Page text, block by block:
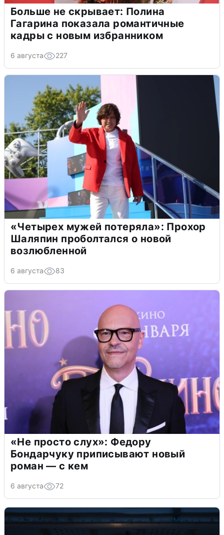
Больше не скрывает: Полина
Гагарина показала романтичные
кадры с новым избранником
6 августа 227
«Четырех мужей потеряла»: Прохор
Шаляпин проболтался о новой
возлюбленной
6 августа 83
«Не просто слух»: Федору
Бондарчуку приписывают новый
роман — с кем
6 августа 72